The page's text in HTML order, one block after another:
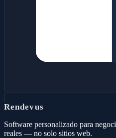
Rendevus
Software personalizado para
reales — no solo sitios web.